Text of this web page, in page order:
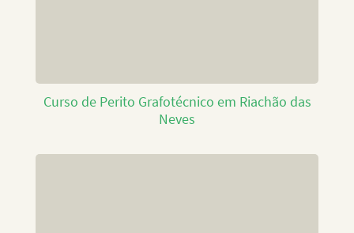
Curso de Perito Grafotécnico em Riachão das
Neves